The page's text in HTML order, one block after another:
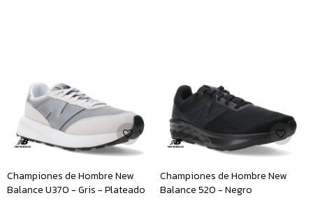
Championes de Hombre New
Balance U370 - Gris - Plateado
Championes de Hombre New
Balance 520 - Negro